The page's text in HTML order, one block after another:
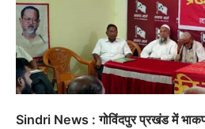
Sindri News : गोविंदपुर प्रखंड में